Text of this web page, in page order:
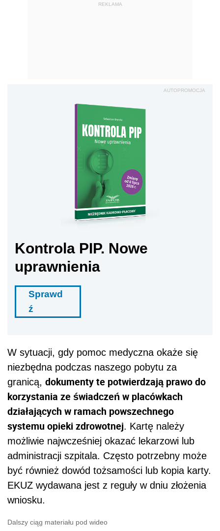
REKLAMA
AUTOPROMOCJA
Kontrola PIP. Nowe
uprawnienia
Sprawd
ź
W sytuacji, gdy pomoc medyczna okaże się
niezbędna podczas naszego pobytu za
granicą, dokumenty te potwierdzają prawo do
korzystania ze świadczeń w placówkach
działających w ramach powszechnego
systemu opieki zdrowotnej. Kartę należy
możliwie najwcześniej okazać lekarzowi lub
administracji szpitala. Często potrzebny może
być również dowód tożsamości lub kopia karty.
EKUZ wydawana jest z reguły w dniu złożenia
wniosku.
Dalszy ciąg materiału pod wideo